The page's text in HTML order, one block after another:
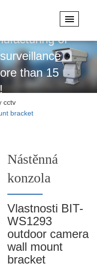
design,
of
than 15
cctv
bracket
Nástěnná
konzola
Vlastnosti BIT-
WS1293
outdoor camera
wall mount
bracket